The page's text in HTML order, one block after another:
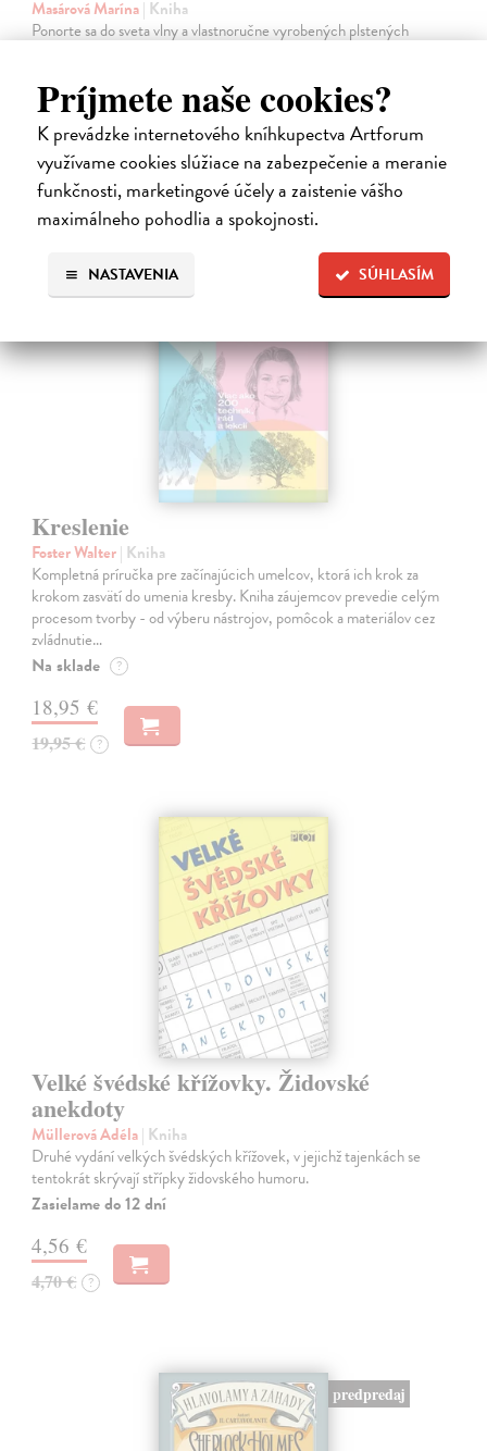
Príjmete naše cookies?
K prevádzke internetového kníhkupectva Artforum
využívame cookies slúžiace na zabezpečenie a meranie
funkčnosti, marketingové účely a zaistenie vášho
maximálneho pohodlia a spokojnosti.
SÚHLASÍM
NASTAVENIA
Masárová Marína| Kniha
Ponorte sa do sveta vlny a vlastnoručne vyrobených plstených
plstenia.
Na sklade
28,90 €
Kreslenie
Foster Walter| Kniha
Kompletná príručka pre začínajúcich umelcov, ktorá ich krok za
krokom zasvätí do umenia kresby. Kniha záujemcov prevedie celým
procesom tvorby - od výberu nástrojov, pomôcok a materiálov cez
zvládnutie…
Na sklade ?
18,95 €
19,95 € ?
Velké švédské křížovky. Židovské
anekdoty
Müllerová Adéla| Kniha
Druhé vydání velkých švédských křížovek, v jejichž tajenkách se
tentokrát skrývají střípky židovského humoru.
Zasielame do 12 dní
4,56 €
4,70 € ?
predpredaj